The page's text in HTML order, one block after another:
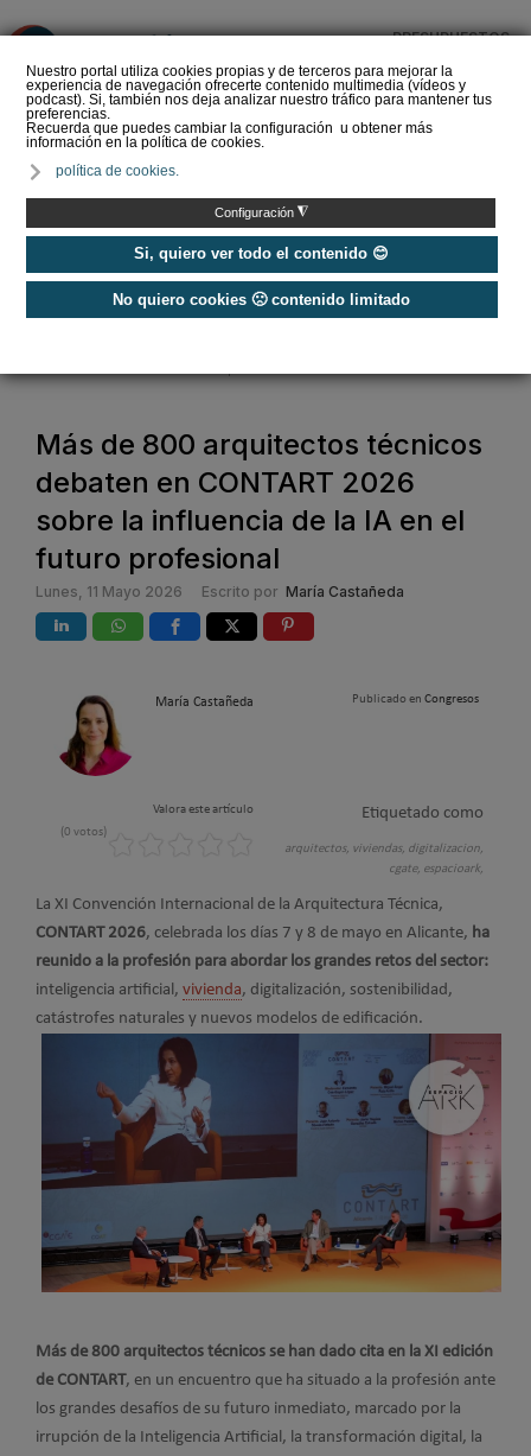
Nuestro portal utiliza cookies propias y de terceros para mejorar la
experiencia de navegación ofrecerte contenido multimedia (vídeos y
podcast). Si, también nos deja analizar nuestro tráfico para mantener tus
preferencias.
Recuerda que puedes cambiar la configuración u obtener más
información en la política de cookies.
política de cookies.
Configuración ◮
Si, quiero ver todo el contenido 😊
No quiero cookies 🙁 contenido limitado
PRESUPUESTOS
registro para visitantes
profesionales
Ferias / Congresos / Congresos
/
Más de 800 arquitectos técnicos
debaten en CONTART 2026
sobre la influencia de la IA en el
futuro profesional
Lunes, 11 Mayo 2026 Escrito por María Castañeda
María Castañeda Publicado en Congresos
Valora este artículo
(0 votos)
Etiquetado como
arquitectos, viviendas, digitalizacion,
cgate, espacioark,
La XI Convención Internacional de la Arquitectura Técnica,
CONTART 2026, celebrada los días 7 y 8 de mayo en Alicante, ha
reunido a la profesión para abordar los grandes retos del sector:
inteligencia artificial, vivienda, digitalización, sostenibilidad,
catástrofes naturales y nuevos modelos de edificación.
Más de 800 arquitectos técnicos se han dado cita en la XI edición
de CONTART, en un encuentro que ha situado a la profesión ante
los grandes desafíos de su futuro inmediato, marcado por la
irrupción de la Inteligencia Artificial, la transformación digital, la